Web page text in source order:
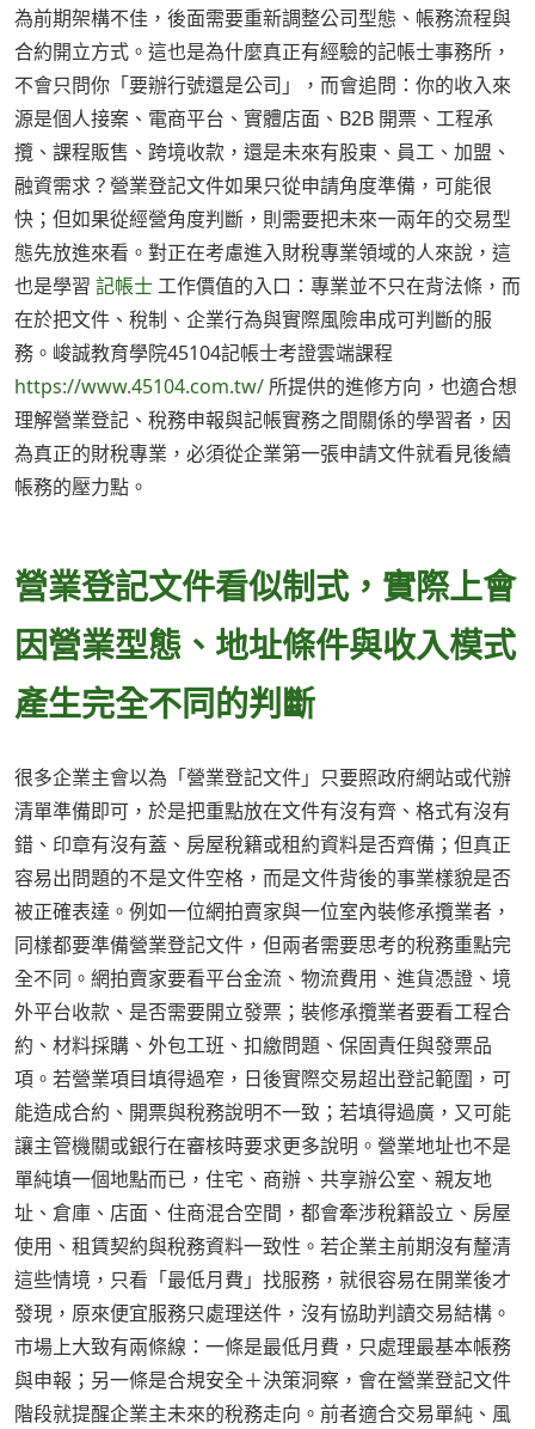
為前期架構不佳，後面需要重新調整公司型態、帳務流程與
合約開立方式。這也是為什麼真正有經驗的記帳士事務所，
不會只問你「要辦行號還是公司」，而會追問：你的收入來
源是個人接案、電商平台、實體店面、B2B 開票、工程承
攬、課程販售、跨境收款，還是未來有股東、員工、加盟、
融資需求？營業登記文件如果只從申請角度準備，可能很
快；但如果從經營角度判斷，則需要把未來一兩年的交易型
態先放進來看。對正在考慮進入財稅專業領域的人來說，這
也是學習 記帳士工作價值的入口：專業並不只在背法條，而
在於把文件、稅制、企業行為與實際風險串成可判斷的服
務。峻誠教育學院45104記帳士考證雲端課程
https://www.45104.com.tw/ 所提供的進修方向，也適合想
理解營業登記、稅務申報與記帳實務之間關係的學習者，因
為真正的財稅專業，必須從企業第一張申請文件就看見後續
帳務的壓力點。
營業登記文件看似制式，實際上會
因營業型態、地址條件與收入模式
產生完全不同的判斷
很多企業主會以為「營業登記文件」只要照政府網站或代辦
清單準備即可，於是把重點放在文件有沒有齊、格式有沒有
錯、印章有沒有蓋、房屋稅籍或租約資料是否齊備；但真正
容易出問題的不是文件空格，而是文件背後的事業樣貌是否
被正確表達。例如一位網拍賣家與一位室內裝修承攬業者，
同樣都要準備營業登記文件，但兩者需要思考的稅務重點完
全不同。網拍賣家要看平台金流、物流費用、進貨憑證、境
外平台收款、是否需要開立發票；裝修承攬業者要看工程合
約、材料採購、外包工班、扣繳問題、保固責任與發票品
項。若營業項目填得過窄，日後實際交易超出登記範圍，可
能造成合約、開票與稅務說明不一致；若填得過廣，又可能
讓主管機關或銀行在審核時要求更多說明。營業地址也不是
單純填一個地點而已，住宅、商辦、共享辦公室、親友地
址、倉庫、店面、住商混合空間，都會牽涉稅籍設立、房屋
使用、租賃契約與稅務資料一致性。若企業主前期沒有釐清
這些情境，只看「最低月費」找服務，就很容易在開業後才
發現，原來便宜服務只處理送件，沒有協助判讀交易結構。
市場上大致有兩條線：一條是最低月費，只處理最基本帳務
與申報；另一條是合規安全＋決策洞察，會在營業登記文件
階段就提醒企業主未來的稅務走向。前者適合交易單純、風